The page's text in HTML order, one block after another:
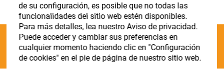
de su configuración, es posible que no todas las
funcionalidades del sitio web estén disponibles.
Para más detalles, lea nuestro Aviso de privacidad.
Puede acceder y cambiar sus preferencias en
cualquier momento haciendo clic en "Configuración
de cookies" en el pie de página de nuestro sitio web.
Contacto
Categories